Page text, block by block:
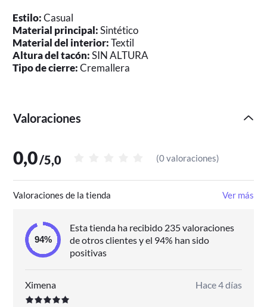
Estilo:Casual
Material principal:Sintético
Material del interior:Textil
Altura del tacón:SIN ALTURA
Tipo de cierre:Cremallera
Valoraciones
0,0/5,0 (0 valoraciones)
Valoraciones de la tienda Ver más
Esta tienda ha recibido 235 valoraciones
de otros clientes y el 94% han sido
positivas
Ximena Hace 4 días